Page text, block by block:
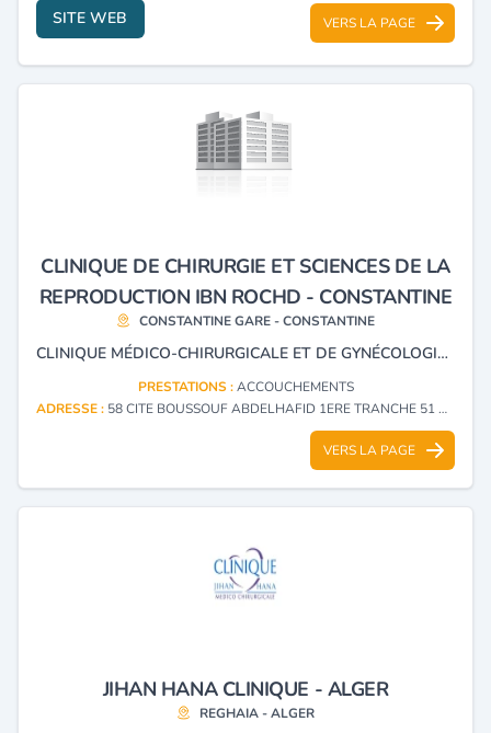
SITE WEB VERS LA PAGE
CLINIQUE DE CHIRURGIE ET SCIENCES DE LA
REPRODUCTION IBN ROCHD - CONSTANTINE
CONSTANTINE GARE - CONSTANTINE
CLINIQUE MÉDICO-CHIRURGICALE ET DE GYNÉCOLOGIE-OBSTÉTRIQUE.
PRESTATIONS :ACCOUCHEMENTS
ADRESSE : 58 CITE BOUSSOUF ABDELHAFID 1ERE TRANCHE 51 CONSTANTINE GARE - CONSTANTINE
VERS LA PAGE
JIHAN HANA CLINIQUE - ALGER
REGHAIA - ALGER